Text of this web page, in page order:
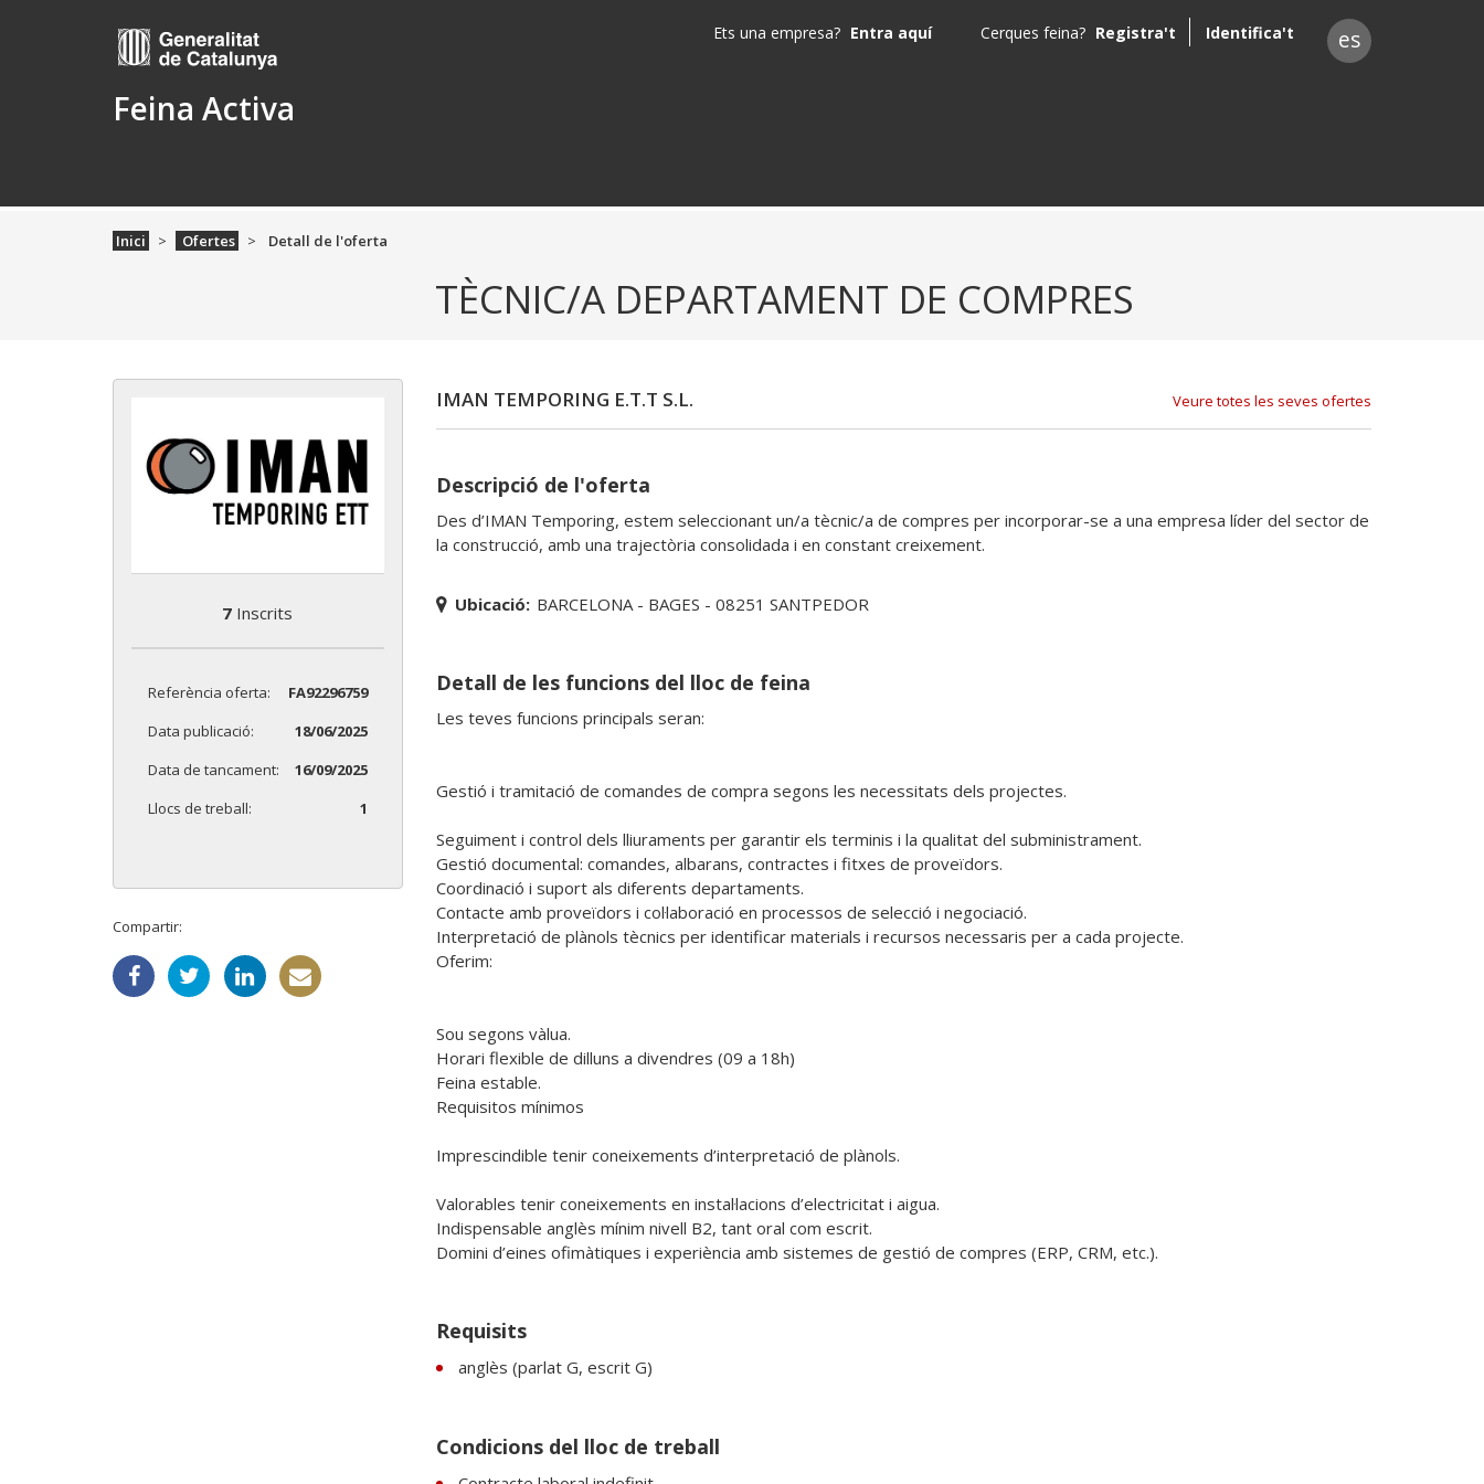
Feina Activa
Ets una empresa? Entra aquí Cerques feina? Registra't Identifica't es
Inici Ofertes Detall de l'oferta
TÈCNIC/A DEPARTAMENT DE COMPRES
7 Inscrits
Referència oferta:
FA92296759
Data publicació:
18/06/2025
Data de tancament:
16/09/2025
Llocs de treball:
1
Compartir:
IMAN TEMPORING E.T.T S.L. Veure totes les seves ofertes
Descripció de l'oferta
Des d’IMAN Temporing, estem seleccionant un/a tècnic/a de compres per incorporar-se a una empresa líder del sector de
la construcció, amb una trajectòria consolidada i en constant creixement.
Ubicació: BARCELONA - BAGES - 08251 SANTPEDOR
Detall de les funcions del lloc de feina
Les teves funcions principals seran:
Gestió i tramitació de comandes de compra segons les necessitats dels projectes.
Seguiment i control dels lliuraments per garantir els terminis i la qualitat del subministrament.
Gestió documental: comandes, albarans, contractes i fitxes de proveïdors.
Coordinació i suport als diferents departaments.
Contacte amb proveïdors i col·laboració en processos de selecció i negociació.
Interpretació de plànols tècnics per identificar materials i recursos necessaris per a cada projecte.
Oferim:
Sou segons vàlua.
Horari flexible de dilluns a divendres (09 a 18h)
Feina estable.
Requisitos mínimos
Imprescindible tenir coneixements d’interpretació de plànols.
Valorables tenir coneixements en instal·lacions d’electricitat i aigua.
Indispensable anglès mínim nivell B2, tant oral com escrit.
Domini d’eines ofimàtiques i experiència amb sistemes de gestió de compres (ERP, CRM, etc.).
Requisits
anglès (parlat G, escrit G)
Condicions del lloc de treball